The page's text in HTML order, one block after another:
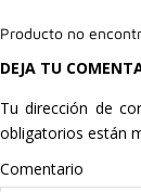
Hogar
Informática
Listas
Producto no
DEJA TU
Tu dirección de
obligatorios están
Comentario